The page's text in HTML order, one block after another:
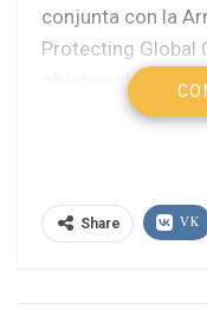
conjunta con la
Protecting Global
objetivo de
Sur” e iniciará
refuerza el
argentino con
Share VK